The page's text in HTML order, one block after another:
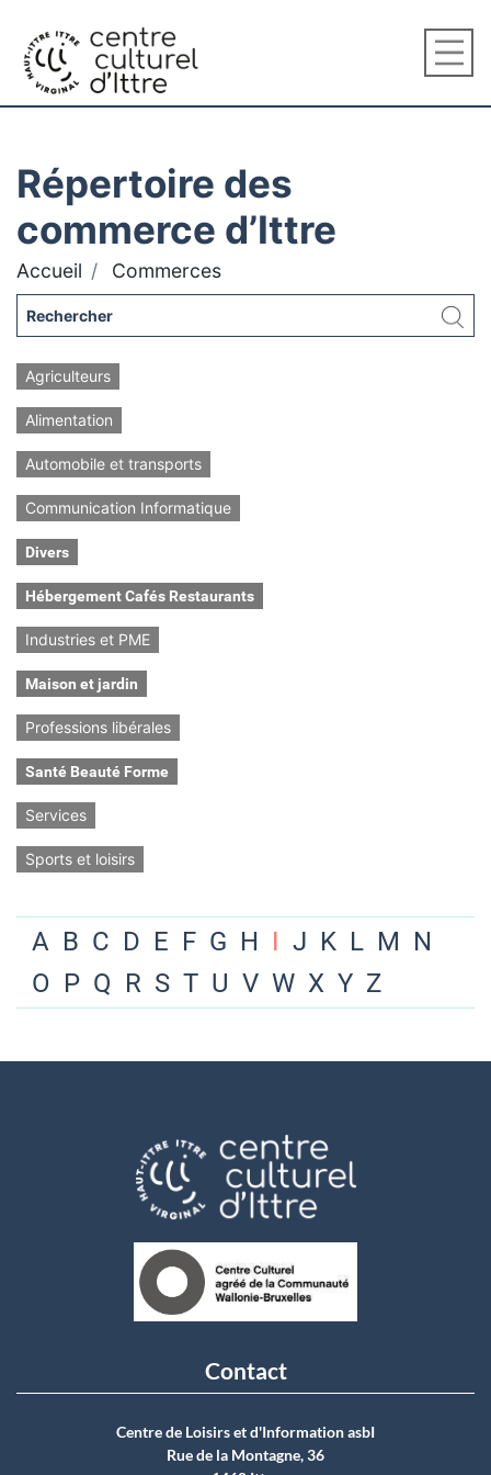
Répertoire des
commerce d’Ittre
Accueil Commerces
Agriculteurs
Alimentation
Automobile et transports
Communication Informatique
Divers
Hébergement Cafés Restaurants
Industries et PME
Maison et jardin
Professions libérales
Santé Beauté Forme
Services
Sports et loisirs
A B C D E F G H I J K L M N
O P Q R S T U V W X Y Z
Contact
Centre de Loisirs et d'Information asbI
Rue de la Montagne, 36